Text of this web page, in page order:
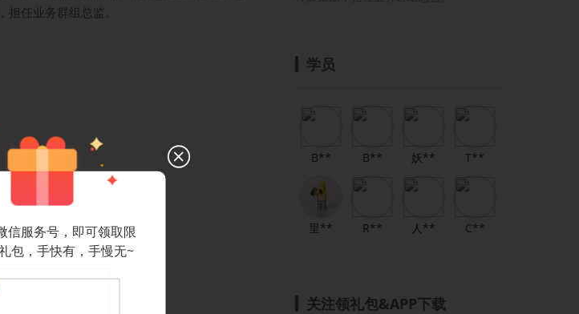
任业务群组总监。
学员
B** B** 妖** T**
里** R** 人** C**
关注领礼包&APP下载
信服务号，即可领取限
包，手快有，手慢无~